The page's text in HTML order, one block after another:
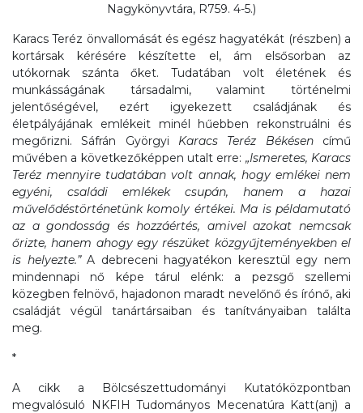
Nagykönyvtára, R759. 4-5.)
Karacs Teréz önvallomását és egész hagyatékát (részben) a
kortársak kérésére készítette el, ám elsősorban az
utókornak szánta őket. Tudatában volt életének és
munkásságának társadalmi, valamint történelmi
jelentőségével, ezért igyekezett családjának és
életpályájának emlékeit minél hűebben rekonstruálni és
megőrizni. Sáfrán Györgyi Karacs Teréz Békésen című
művében a következőképpen utalt erre: „Ismeretes, Karacs
Teréz mennyire tudatában volt annak, hogy emlékei nem
egyéni, családi emlékek csupán, hanem a hazai
művelődéstörténetünk komoly értékei. Ma is példamutató
az a gondosság és hozzáértés, amivel azokat nemcsak
őrizte, hanem ahogy egy részüket közgyűjteményekben el
is helyezte.”A debreceni hagyatékon keresztül egy nem
mindennapi nő képe tárul elénk: a pezsgő szellemi
közegben felnövő, hajadonon maradt nevelőnő és írónő, aki
családját végül tanártársaiban és tanítványaiban találta
meg.
*
A cikk a Bölcsészettudományi Kutatóközpontban
megvalósuló NKFIH Tudományos Mecenatúra Katt(anj) a